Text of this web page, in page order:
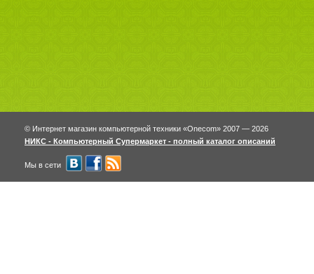
© Интернет магазин компьютерной техники «Onecom» 2007 — 2026
НИКС - Компьютерный Cупермаркет - полный каталог описаний
Мы в сети